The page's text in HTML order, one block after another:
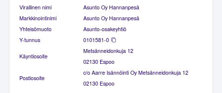
Virallinen nimi
Asunto Oy Hannanpesä
Markkinointinimi
Asunto Oy Hannanpesä
Yhteisömuoto
Asunto-osakeyhtiö
Y-tunnus
0101581-0
Käyntiosoite
Metsänneidonkuja 12
02130 Espoo
Postiosoite
c/o Aarre Isännöinti Oy Metsänneidonkuja 12
02130 Espoo